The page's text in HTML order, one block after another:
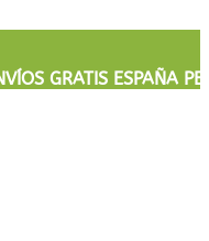
GRATISESPAÑA